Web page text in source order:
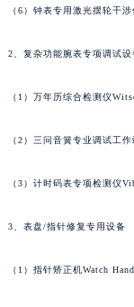
（6）钟表专用激光摆轮干
2、复杂功能腕表专项调试设
（1）万年历综合检测仪
（2）三问音簧专业调试工
（3）计时码表专项检测仪
3、表盘/指针修复专用设备
（1）指针矫正机Watch